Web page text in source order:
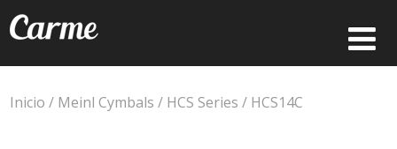
Inicio / Meinl Cymbals / HCS Series / HCS14C